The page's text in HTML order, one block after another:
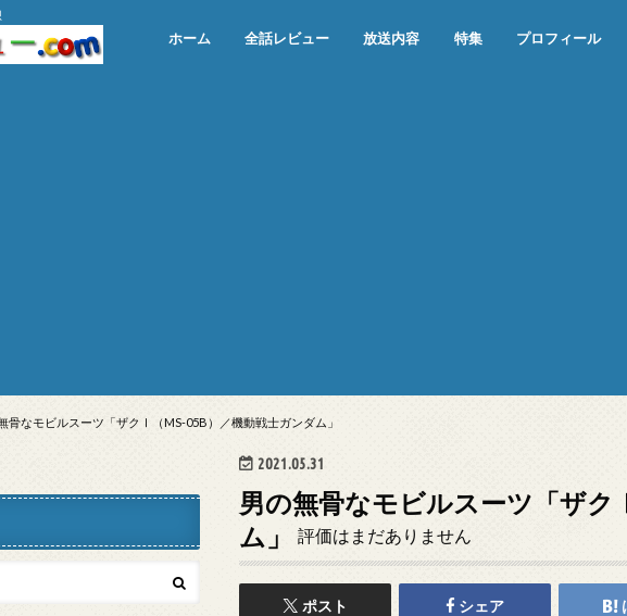
ホーム 全話レビュー 放送内容 特集 プロフィール
骨なモビルスーツ「ザクⅠ（MS-05B）／機動戦士ガンダム」
2021.05.31
男の無骨なモビルスーツ「ザ
ム」
評価はまだありません
ポスト シェア